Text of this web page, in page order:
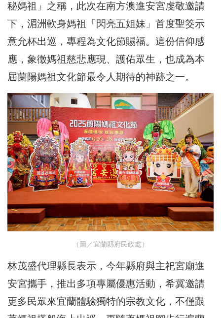
秘媽祖」之稱，此次在南方澳進安宮虔敬邀請
下，湄洲軟身媽祖「閃亮五姐妹」首度聖筊示
意允杯出巡，專程為文化節賜福。這份信仰感
應，象徵媽祖慈悲應現、護佑眾生，也成為本
屆蘭陽媽祖文化節最令人期待的神跡之一。
（圖／宜蘭縣府民政處）
林茂盛代理縣長表示，今年縣府與主祀宮廟進
安宮攜手，推出多項專屬優惠活動，希冀邀請
更多民眾來宜蘭體驗獨特的宗教文化，不僅跟